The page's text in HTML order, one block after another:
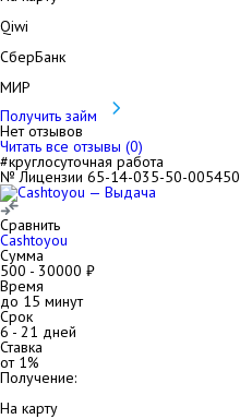
Qiwi
СберБанк
МИР
Получить займ
Нет отзывов
Читать все отзывы (0)
#круглосуточная работа
№ Лицензии 65-14-035-50-005450
Сравнить
Cashtoyou
Сумма
500 - 30000 ₽
Время
до 15 минут
Срок
6- 21 дней
Ставка
от 1%
Получение:
На карту